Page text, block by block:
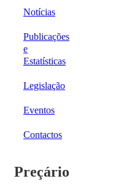
Notícias
Publicações
e
Estatísticas
Legislação
Eventos
Contactos
Preçário